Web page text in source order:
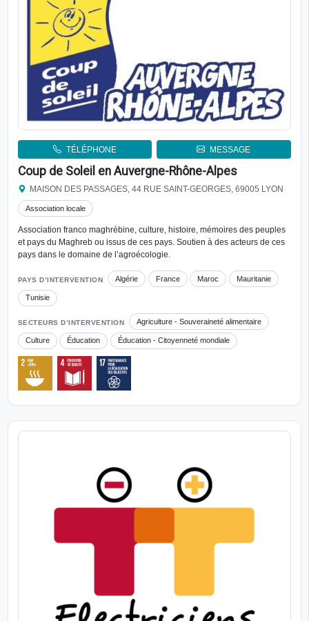
TÉLÉPHONE MESSAGE
Coup de Soleil en Auvergne-Rhône-Alpes
MAISON DES PASSAGES, 44 RUE SAINT-GEORGES, 69005 LYON
Association locale
Association franco maghrébine, culture, histoire, mémoires des peuples
et pays du Maghreb ou issus de ces pays. Soutien à des acteurs de ces
pays dans le domaine de l’agroécologie.
PAYS D’INTERVENTION Algérie France Maroc Mauritanie
Tunisie
SECTEURS D’INTERVENTION Agriculture - Souveraineté alimentaire
Culture Éducation Éducation - Citoyenneté mondiale